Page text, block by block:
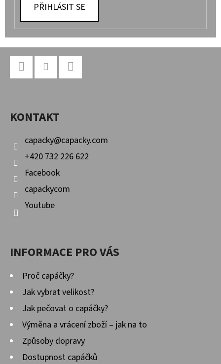
PŘIHLÁSIT SE
KONTAKT
capacky@capacky.com
+420 732 226 622
Facebook
capackycom
Youtube
INFORMACE PRO VÁS
Proč capáčky?
Jak vybrat velikost?
Jak pečovat o capáčky?
Výměna a vrácení zboží – jak na to
Způsoby dopravy
Dostupnost capáčků